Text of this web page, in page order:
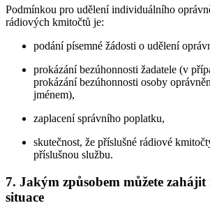
Podmínkou pro udělení individuálního
rádiových kmitočtů je:
podání písemné žádosti o udělení
prokázání bezúhonnosti žadatele (v
prokázání bezúhonnosti osoby
jménem),
zaplacení správního poplatku,
skutečnost, že příslušné rádiové
příslušnou službu.
7. Jakým způsobem můžete
situace